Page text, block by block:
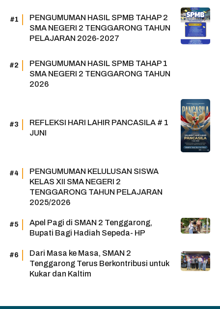
PENGUMUMAN HASIL SPMB TAHAP 2
SMA NEGERI 2 TENGGARONG TAHUN
PELAJARAN 2026-2027
PENGUMUMAN HASIL SPMB TAHAP 1
SMA NEGERI 2 TENGGARONG TAHUN
2026
REFLEKSI HARI LAHIR PANCASILA # 1
JUNI
PENGUMUMAN KELULUSAN SISWA
KELAS XII SMA NEGERI 2
TENGGARONG TAHUN PELAJARAN
2025/2026
Apel Pagi di SMAN 2 Tenggarong,
Bupati Bagi Hadiah Sepeda- HP
Dari Masa ke Masa, SMAN 2
Tenggarong Terus Berkontribusi untuk
Kukar dan Kaltim